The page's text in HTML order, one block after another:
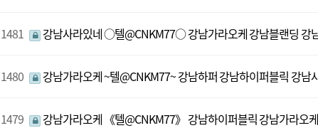
1481 강남사라있네 ○텔@CNKM77○ 강남가라오케 강남블랜딩 강
1480 강남가라오케 ~텔@CNKM77~ 강남하퍼 강남하이퍼블릭 강남
1479 강남가라오케 《텔@CNKM77》 강남하이퍼블릭 강남가라오